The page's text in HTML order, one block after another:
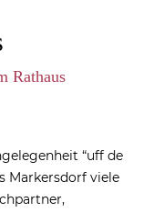
Rathaus
“uff de
Markersdorf viele